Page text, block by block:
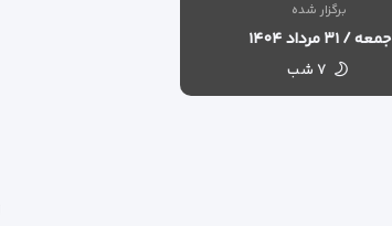
برگزار شده
جمعه / ۳۱ مرداد ۱۴۰۴